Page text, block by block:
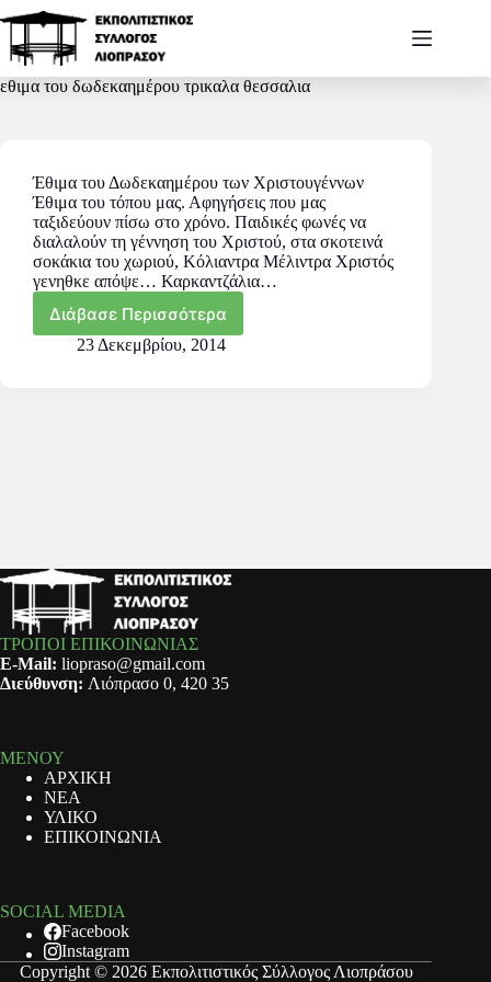
εθιμα του δωδεκαημέρου τρικαλα θεσσαλια
Έθιμα του Δωδεκαημέρου των Χριστουγέννων
Έθιμα του τόπου μας. Αφηγήσεις που μας
ταξιδεύουν πίσω στο χρόνο. Παιδικές φωνές να
διαλαλούν τη γέννηση του Χριστού, στα σκοτεινά
σοκάκια του χωριού, Κόλιαντρα Μέλιντρα Χριστός
γενηθκε απόψε… Καρκαντζάλια…
Διάβασε Περισσότερα
23 Δεκεμβρίου, 2014
ΤΡΟΠΟΙ ΕΠΙΚΟΙΝΩΝΙΑΣ
E-Mail: liopraso@gmail.com
Διεύθυνση: Λιόπρασο 0, 420 35
ΜΕΝΟΥ
ΑΡΧΙΚΗ
ΝΕΑ
ΥΛΙΚΟ
ΕΠΙΚΟΙΝΩΝΙΑ
SOCIAL MEDIA
Facebook
Instagram
Copyright © 2026 Εκπολιτιστικός Σύλλογος Λιοπράσου